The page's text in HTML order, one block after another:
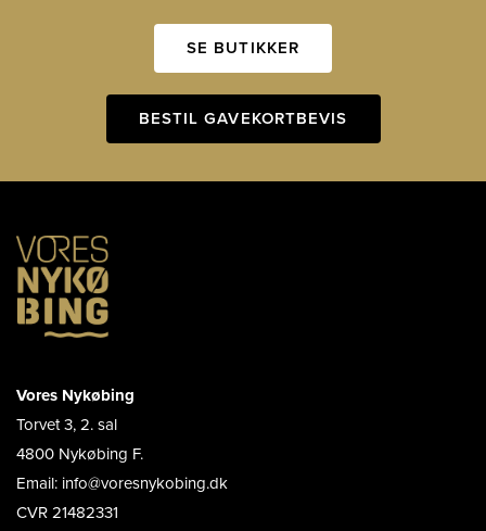
SE BUTIKKER
BESTIL GAVEKORTBEVIS
Vores Nykøbing
Torvet 3, 2. sal
4800 Nykøbing F.
Email: info@voresnykobing.dk
CVR 21482331